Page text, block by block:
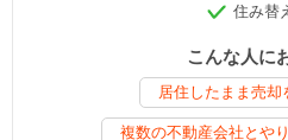
住み替
こんな人に
居住したまま売却
複数の不動産会社とや